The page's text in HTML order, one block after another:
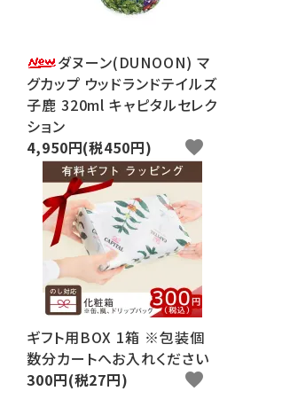
ダヌーン(DUNOON) マ
グカップ ウッドランドテイルズ
子鹿 320ml キャピタルセレク
ション
4,950円(税450円)
favorite
ギフト用BOX 1箱 ※包装個
数分カートへお入れください
300円(税27円)
favorite